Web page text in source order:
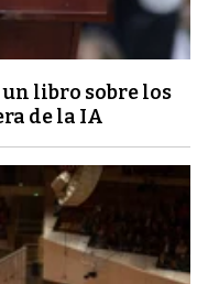
libro sobre los
de la IA